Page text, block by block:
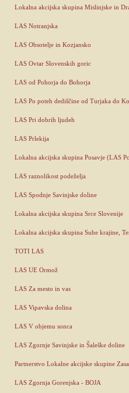
Lokalna akcijska skupina Mislinjske in
LAS Notranjska
LAS Obsotelje in Kozjansko
LAS Ovtar Slovenskih goric
LAS od Pohorja do Bohorja
LAS Po poteh dediščine od Turjaka do
LAS Pri dobrih ljudeh
LAS Prlekija
Lokalna akcijska skupina Posavje (LAS
LAS raznolikost podeželja
LAS Spodnje Savinjske doline
Lokalna akcijska skupina Srce Slovenije
Lokalna akcijska skupina Suhe krajine,
TOTI LAS
LAS UE Ormož
LAS Za mesto in vas
LAS Vipavska dolina
LAS V objemu sonca
LAS Zgornje Savinjske in Šaleške doline
Partnerstvo Lokalne akcijske skupine
LAS Zgornja Gorenjska - BOJA